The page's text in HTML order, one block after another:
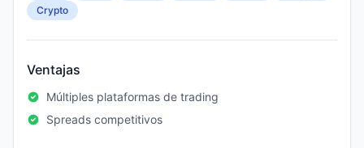
Crypto
Ventajas
Múltiples plataformas de trading
Spreads competitivos